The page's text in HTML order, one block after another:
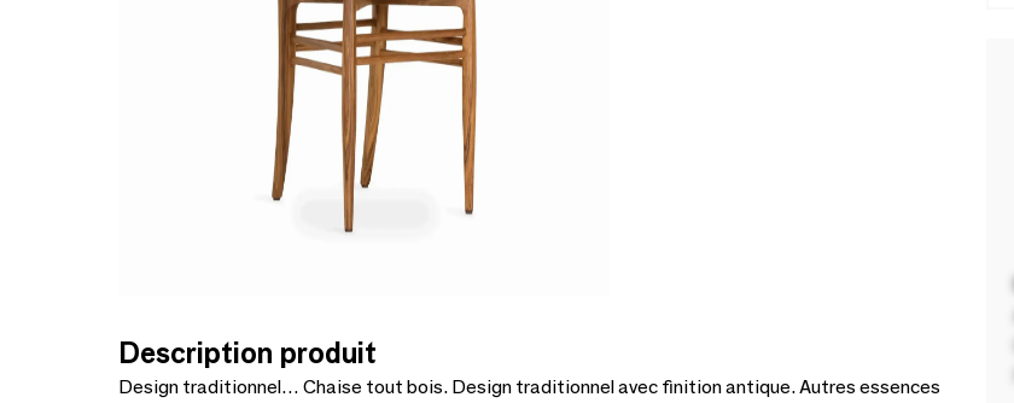
Description produit
Design traditionnel… Chaise tout bois. Design traditionnel avec finition antique. Autres essences